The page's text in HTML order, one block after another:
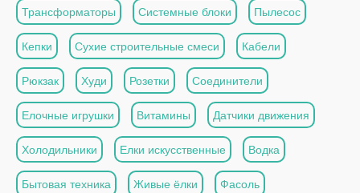
Трансформаторы Системные блоки Пылесос
Кепки Сухие строительные смеси Кабели
Рюкзак Худи Розетки Соединители
Елочные игрушки Витамины Датчики движения
Холодильники Елки искусственные Водка
Бытовая техника Живые ёлки Фасоль